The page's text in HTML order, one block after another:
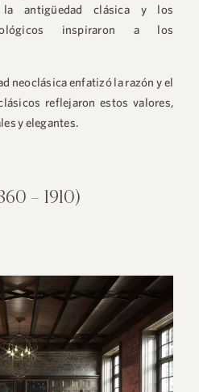
antigüedad clásica y los
inspiraron a los
neoclásica enfatizó la razón y el
reflejaron estos valores,
y elegantes.
– 1910)